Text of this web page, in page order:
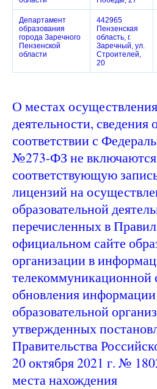
Департамент
образования
города Заречного
Пензенской
области
442965
Пензенская
область, г.
Заречный, ул.
Строителей,
20
О местах
деятельности, сведения
соответствии с
№273-ФЗ не
соответствующую
лицензий на
образовательной
перечисленных в
официальном сайте
организации в
телекоммуникационной
обновления
образовательной
утвержденных
Правительства
20 октября 2021 г. №
места нахождения